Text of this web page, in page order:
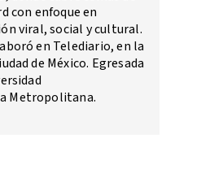
con enfoque en
viral, social y cultural.
en Telediario, en la
de México. Egresada
Metropolitana.